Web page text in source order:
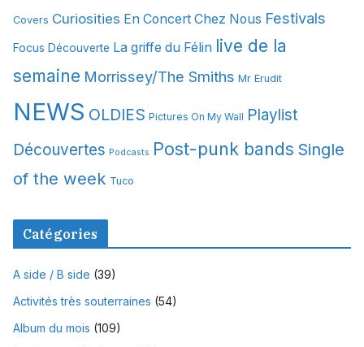
e
Covers Curiosities En Concert Chez Nous Festivals
Focus Découverte La griffe du Félin live de la
semaine Morrissey/The Smiths Mr Erudit
NEWS OLDIES Pictures On My Wall Playlist
Découvertes Podcasts Post-punk bands Single
of the week Tuco
Catégories
A side / B side (39)
Activités très souterraines (54)
Album du mois (109)